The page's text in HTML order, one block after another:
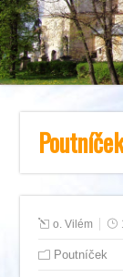
o. Vilém
Poutníček